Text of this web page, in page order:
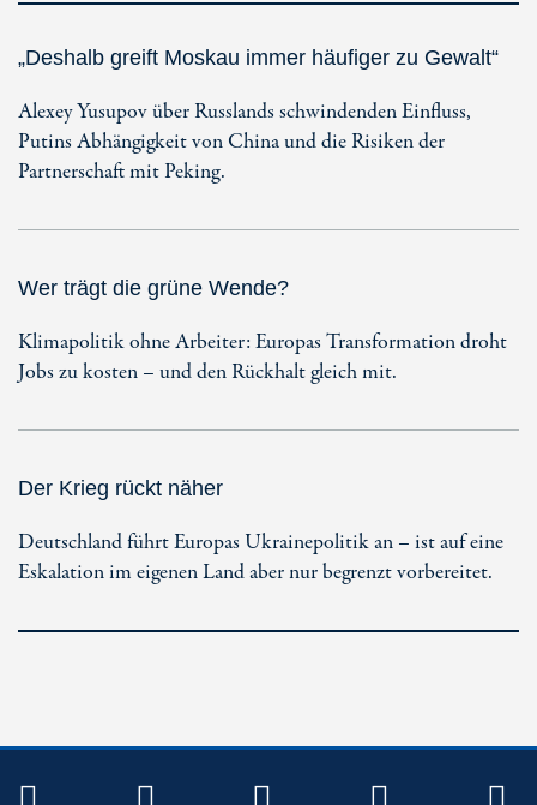
„Deshalb greift Moskau immer häufiger zu Gewalt“
Alexey Yusupov über Russlands schwindenden Einfluss,
Putins Abhängigkeit von China und die Risiken der
Partnerschaft mit Peking.
Wer trägt die grüne Wende?
Klimapolitik ohne Arbeiter: Europas Transformation droht
Jobs zu kosten – und den Rückhalt gleich mit.
Der Krieg rückt näher
Deutschland führt Europas Ukrainepolitik an – ist auf eine
Eskalation im eigenen Land aber nur begrenzt vorbereitet.
TWITTERFACEBOOKINSTAGRAM